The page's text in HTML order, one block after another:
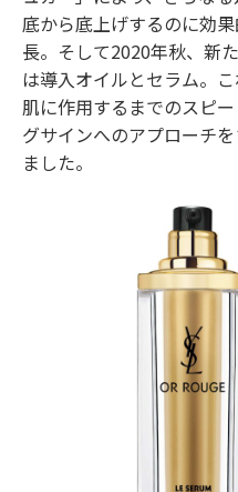
底から底上げするのに効
長。そして2020年秋、新
は導入オイルとセラム。
肌に作用するまでのスピ
グサインへのアプローチ
ました。